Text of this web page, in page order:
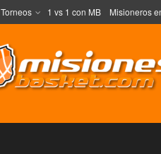
Torneos 1 vs 1 con MB Misioneros